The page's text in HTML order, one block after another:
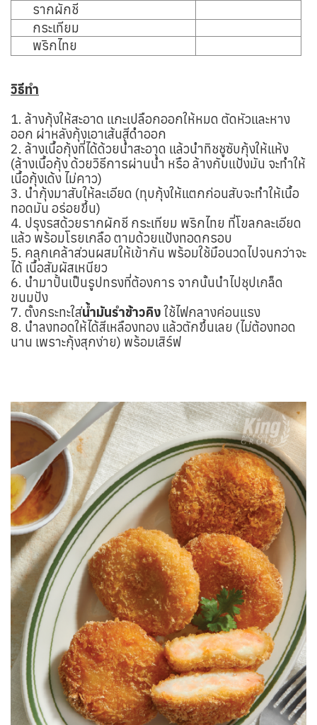
รากผักชี
กระเทียม
พริกไทย
วิธีทำ
1. ล้างกุ้งให้สะอาด แกะเปลือกออกให้หมด ตัดหัวและหาง
ออก ผ่าหลังกุ้งเอาเส้นสีดำออก
2. ล้างเนื้อกุ้งที่ได้ด้วยน้ำสะอาด แล้วนำทิชชูซับกุ้งให้แห้ง
(ล้างเนื้อกุ้ง ด้วยวิธีการผ่านน้ำ หรือ ล้างกับแป้งมัน จะทำให้
เนื้อกุ้งเด้ง ไม่คาว)
3. นำกุ้งมาสับให้ละเอียด (ทุบกุ้งให้แตกก่อนสับจะทำให้เนื้อ
ทอดมัน อร่อยขึ้น)
4. ปรุงรสด้วยรากผักชี กระเทียม พริกไทย ที่โขลกละเอียด
แล้ว พร้อมโรยเกลือ ตามด้วยแป้งทอดกรอบ
5. คลุกเคล้าส่วนผสมให้เข้ากัน พร้อมใช้มือนวดไปจนกว่าจะ
ได้ เนื้อสัมผัสเหนียว
6. นำมาปั้นเป็นรูปทรงที่ต้องการ จากนั้นนำไปชุปเกล็ด
ขนมปัง
7. ตั้งกระทะใส่น้ำมันรำข้าวคิงใช้ไฟกลางค่อนแรง
8. นำลงทอดให้ได้สีเหลืองทอง แล้วตักขึ้นเลย (ไม่ต้องทอด
นาน เพราะกุ้งสุกง่าย) พร้อมเสิร์ฟ